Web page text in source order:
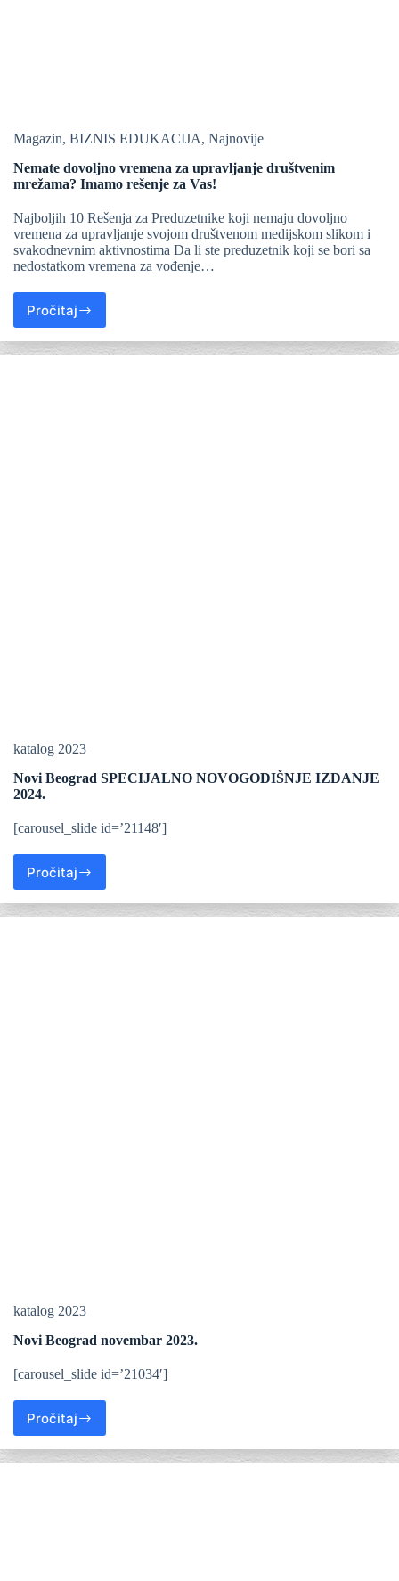
Magazin, BIZNIS EDUKACIJA, Najnovije
Nemate dovoljno vremena za upravljanje društvenim
mrežama? Imamo rešenje za Vas!
Najboljih 10 Rešenja za Preduzetnike koji nemaju dovoljno
vremena za upravljanje svojom društvenom medijskom slikom i
svakodnevnim aktivnostima Da li ste preduzetnik koji se bori sa
nedostatkom vremena za vođenje…
Pročitaj
katalog 2023
Novi Beograd SPECIJALNO NOVOGODIŠNJE IZDANJE
2024.
[carousel_slide id=’21148′]
Pročitaj
katalog 2023
Novi Beograd novembar 2023.
[carousel_slide id=’21034′]
Pročitaj